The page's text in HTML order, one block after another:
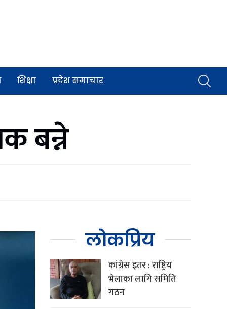
शिक्षा प्रदेश समाचार
बन्ने
लोकप्रिय
कांग्रेस इतर : राष्ट्रिय
भेलाका लागि समिति
गठन